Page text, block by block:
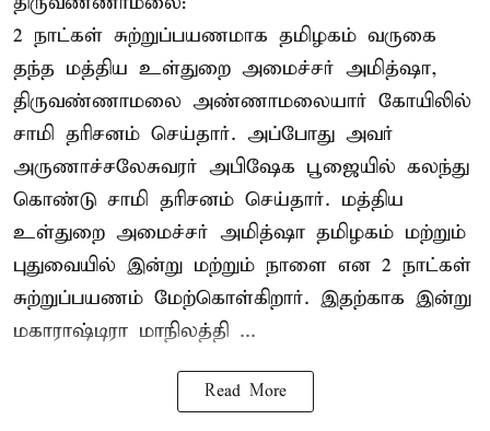
2 நாட்கள் சுற்றுப்பயணமாக தமிழகம் வருகை
தந்த மத்திய உள்துறை அமைச்சர் அமித்ஷா,
திருவண்ணாமலை அண்ணாமலையார் கோயிலில்
சாமி தரிசனம் செய்தார். அப்போது அவர்
அருணாச்சலேசுவரர் அபிஷேக பூஜையில் கலந்து
கொண்டு சாமி தரிசனம் செய்தார். மத்திய
உள்துறை அமைச்சர் அமித்ஷா தமிழகம் மற்றும்
புதுவையில் இன்று மற்றும் நாளை என 2 நாட்கள்
சுற்றுப்பயணம் மேற்கொள்கிறார். இதற்காக இன்று
மகாராஷ்டிரா மாநிலத்தி ...
Read More